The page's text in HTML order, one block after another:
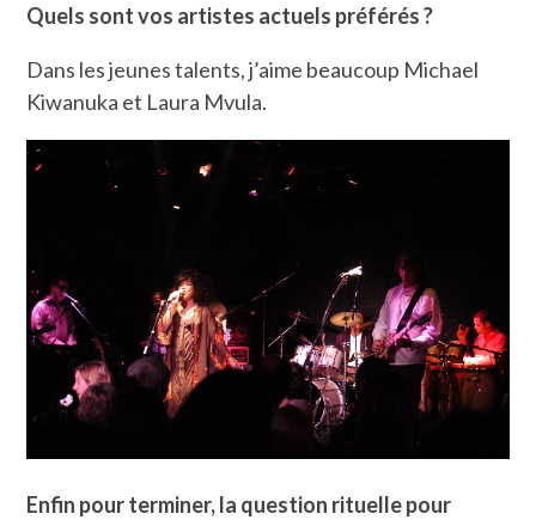
Quels sont vos artistes actuels préférés ?
Dans les jeunes talents, j’aime beaucoup Michael
Kiwanuka et Laura Mvula.
Enfin pour terminer, la question rituelle pour